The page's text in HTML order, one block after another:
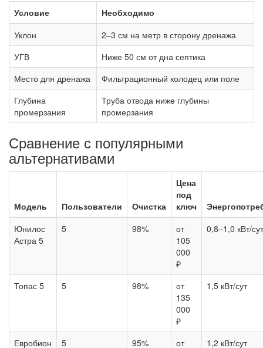
Условие
Необходимо
Уклон
2–3 см на метр в сторону дренажа
УГВ
Ниже 50 см от дна септика
Место для дренажа
Фильтрационный колодец или поле
Глубина
промерзания
Труба отвода ниже глубины
промерзания
Сравнение с популярными
альтернативами
Модель Пользователи Очистка
Цена
под
ключ
Юнилос
Астра 5
5 98%
от
105
000
₽
0,8–1,0 кВт/сут
Топас 5 5 98%
от
135
000
₽
1,5 кВт/сут
Евробион 5 95% от 1,2 кВт/сут